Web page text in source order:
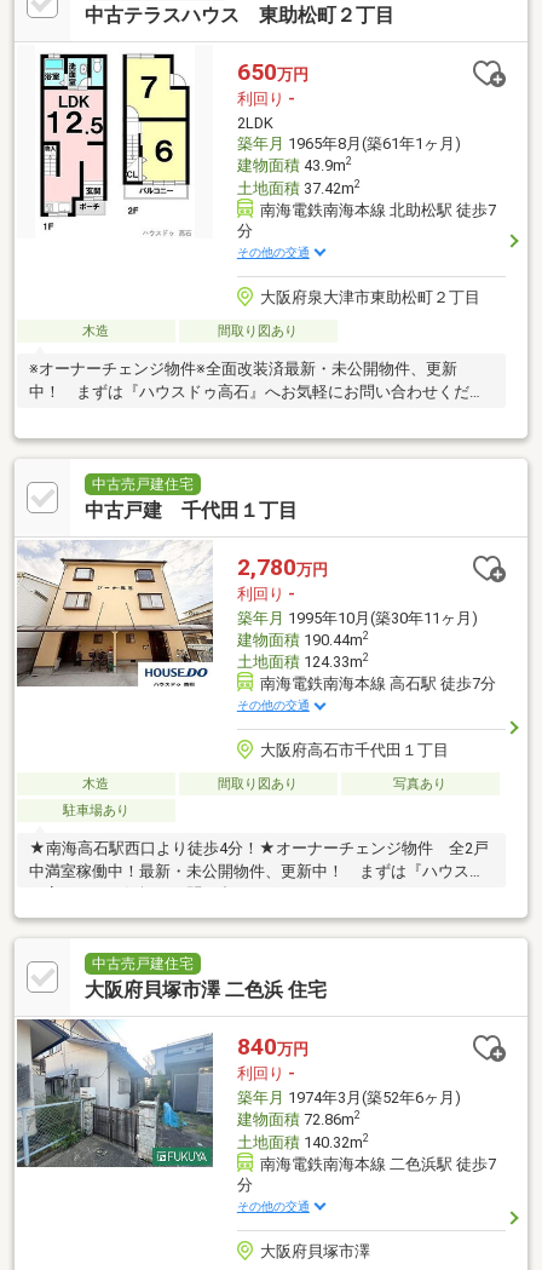
中古テラスハウス 東助松町２丁目
650万円
利回り -
2LDK
築年月 1965年8月(築61年1ヶ月)
建物面積43.9m2
土地面積37.42m2
南海電鉄南海本線 北助松駅 徒歩7
分
その他の交通
大阪府泉大津市東助松町２丁目
木造 間取り図あり
※オーナーチェンジ物件※全面改装済最新・未公開物件、更新
中！ まずは『ハウスドゥ高石』へお気軽にお問い合わせくださ
中古売戸建住宅
中古戸建 千代田１丁目
2,780万円
利回り -
築年月 1995年10月(築30年11ヶ月)
建物面積190.44m2
土地面積124.33m2
南海電鉄南海本線 高石駅 徒歩7分
その他の交通
大阪府高石市千代田１丁目
木造 間取り図あり
写真あり
駐車場あり
★南海高石駅西口より徒歩4分！★オーナーチェンジ物件 全2戸
中満室稼働中！最新・未公開物件、更新中！ まずは『ハウスド
中古売戸建住宅
大阪府貝塚市澤 二色浜 住宅
840万円
利回り -
築年月 1974年3月(築52年6ヶ月)
建物面積72.86m2
土地面積140.32m2
南海電鉄南海本線 二色浜駅 徒歩7
分
その他の交通
大阪府貝塚市澤